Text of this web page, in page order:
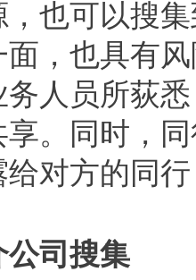
也可以搜
，也具有
人员所荻
。同时，
对方的同
司搜集